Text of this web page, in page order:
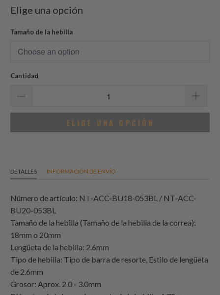
total
reseñas
Elige una opción
Tamaño de la hebilla
Cantidad
ELIGE UNA OPCIÓN
DETALLES INFORMACIÓN DE ENVÍO
Número de artículo: NT-ACC-BU18-053BL / NT-ACC-
BU20-053BL
Tamaño de la hebilla (Tamaño de la hebilla de la correa):
18mm o 20mm
Lengüeta de la hebilla: 2.6mm
Tipo de hebilla: Tipo de barra de resorte, Estilo de lengüeta
de 2.6mm
Grosor: Aprox. 2.0 - 3.0mm